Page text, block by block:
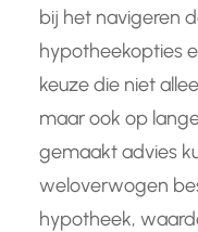
bij het navigeren
hypotheekopties
keuze die niet
maar ook op
gemaakt advies
weloverwogen
hypotheek,